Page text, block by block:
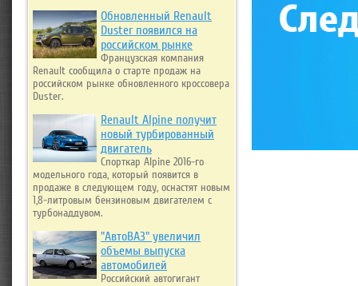
Обновленный Renault
Duster появился на
российском рынке
Французская компания
Renault сообщила о старте продаж на
российском рынке обновленного кроссовера
Duster.
Renault Alpine получит
новый турбированный
двигатель
Cпорткар Alpine 2016-го
модельного года, который появится в
продаже в следующем году, оснастят новым
1,8-литровым бензиновым двигателем с
турбонаддувом.
"АвтоВАЗ" увеличил
объемы выпуска
автомобилей
Российский автогигант